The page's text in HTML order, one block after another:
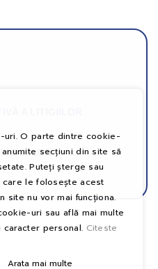
A LITIGIILOR
LITIGIILOR
O parte dintre cookie-
secțiuni din site să
Puteți șterge sau
le folosește acest
site nu vor mai funcționa.
uri sau află mai multe
personal. Citeste
Arata mai multe